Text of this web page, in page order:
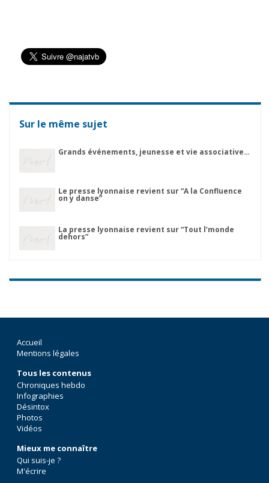
Sur le même sujet
Grands événements, jeunesse et vie associative…
Le presse lyonnaise revient sur “A la Confluence
on y danse”
La presse lyonnaise revient sur “Tout l’monde
dehors”
Accueil
Mentions légales
Tous les contenus
Chroniques hebdo
Infographies
Désintox
Photos
Vidéos
Mieux me connaître
Qui suis-je ?
M'écrire